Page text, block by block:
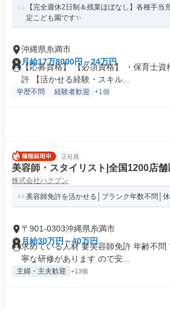
【完全週休2日制＆残業ほぼなし】各種手当
定こども園です✨
沖縄県糸満市
月給17万8000円～24万円
【応募資格】 【必須資格】 ・保育士資
許 【活かせる経験・スキル...
学歴不問 経験者歓迎 +1個
正社員
美容師・スタイリスト|全国1200店
株式会社ハクブン
美容師免許を活かせる│ブランク年数不問│
〒901-0303沖縄県糸満市
月給30万円～40万円
求めている人材 要美容師免許 年齢不問
寧な研修があります ので安...
主婦・主夫歓迎 +13個